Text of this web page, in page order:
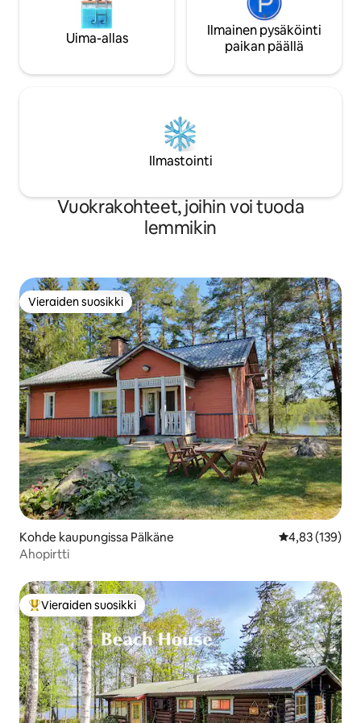
Uima-allas
Ilmainen pysäköinti
paikan päällä
Ilmastointi
Vuokrakohteet, joihin voi tuoda
lemmikin
Vieraiden suosikki
Vieraiden suosikki
Kohde kaupungissa Pälkäne
4,83 (139)
Ahopirtti
Vieraiden suosikkien parhaimmistoa
Vieraiden suosikki